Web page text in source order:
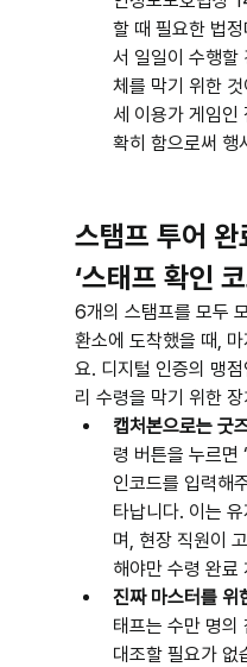
할 때 필요한 법
서 일일이 수행할
체를 막기 위한
세 이용가 게임인
확히 함으로써 행
스탬프 투어
‘스태프 확인
6개의 스탬프를 모두
환소에 도착했을 때,
요. 디지털 인증의 맹
리 수령을 막기 위한
캡처본으로는 굿
령 버튼을 누르면
인코드를 입력해
타납니다. 이는
며, 현장 직원이
해야만 수령 완료
진짜 마스터를 위
태프는 수만 명의
대조할 필요가 없